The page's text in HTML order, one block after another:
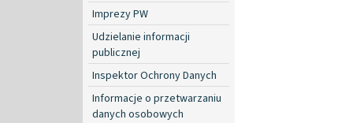
Imprezy PW
Udzielanie informacji
publicznej
Inspektor Ochrony Danych
Informacje o przetwarzaniu
danych osobowych